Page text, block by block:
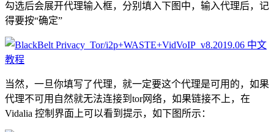
勾选后会展开代理输入框，分别填入下图中，输入代理后，记
得要按“确定”
当然，一旦你填写了代理，就一定要这个代理是可用的，如果
代理不可用自然就无法连接到tor网络，如果链接不上，在
Vidalia 控制界面上可以看到提示，如下图所示：